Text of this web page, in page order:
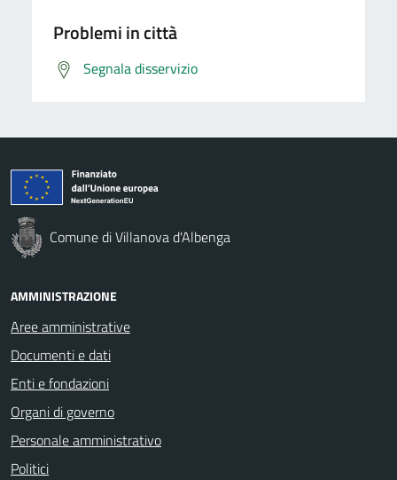
Problemi in città
Segnala disservizio
Comune di Villanova d'Albenga
AMMINISTRAZIONE
Aree amministrative
Documenti e dati
Enti e fondazioni
Organi di governo
Personale amministrativo
Politici